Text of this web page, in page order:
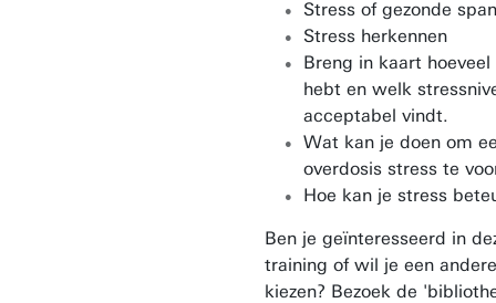
Stress of gezonde
Stress herkennen
Breng in kaart
hebt en welk
acceptabel vindt.
Wat kan je doen om
overdosis stress te
Hoe kan je stress
Ben je geïnteresseerd in
training of wil je een
kiezen? Bezoek de